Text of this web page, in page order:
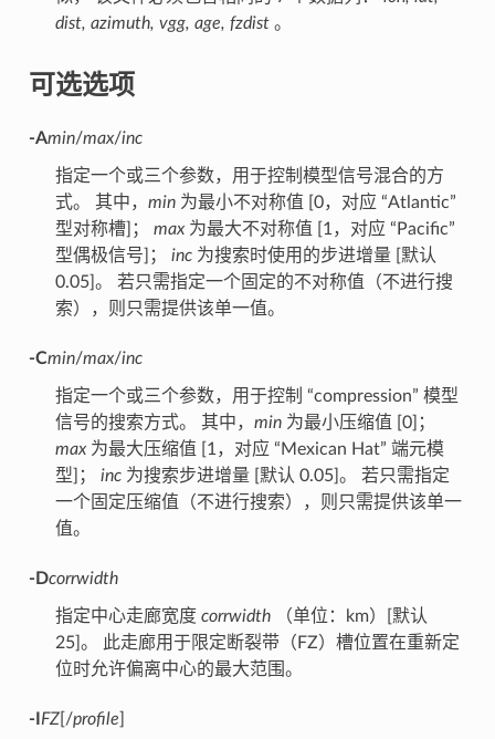
dist, azimuth, vgg, age, fzdist。
可选选项
-Amin/max/inc
指定一个或三个参数，用于控制模型信号混合的方
式。 其中， min为最小不对称值 [0，对应 “Atlantic”
型对称槽]； max为最大不对称值 [1，对应 “Pacific”
型偶极信号]； inc为搜索时使用的步进增量 [默认
0.05]。 若只需指定一个固定的不对称值（不进行搜
索），则只需提供该单一值。
-Cmin/max/inc
指定一个或三个参数，用于控制 “compression” 模型
信号的搜索方式。 其中， min为最小压缩值 [0]；
max为最大压缩值 [1，对应 “Mexican Hat” 端元模
型]； inc为搜索步进增量 [默认 0.05]。 若只需指定
一个固定压缩值（不进行搜索），则只需提供该单一
值。
-Dcorrwidth
指定中心走廊宽度 corrwidth（单位：km）[默认
25]。 此走廊用于限定断裂带（FZ）槽位置在重新定
位时允许偏离中心的最大范围。
-I FZ[/profile